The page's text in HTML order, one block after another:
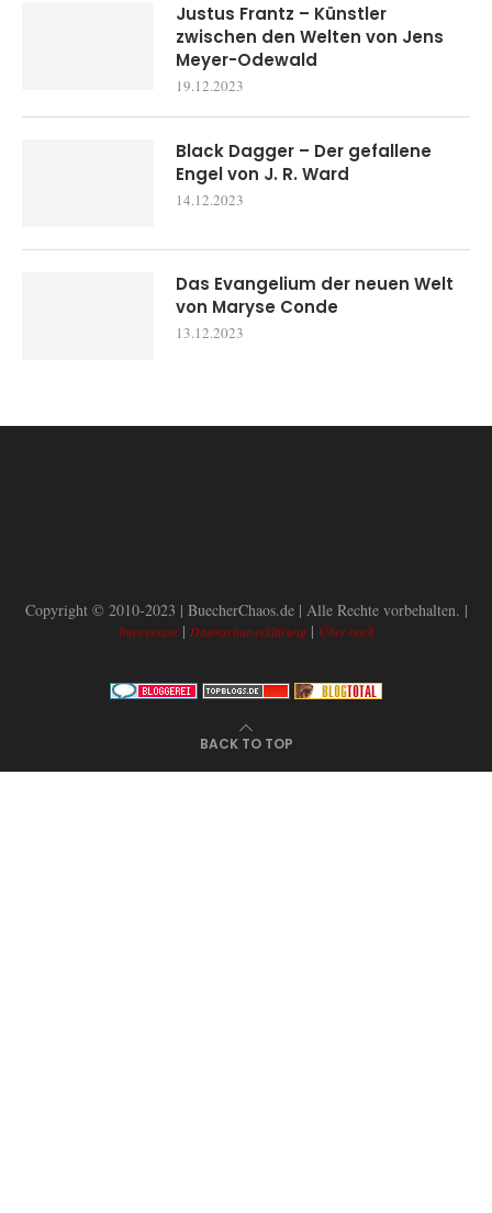
Justus Frantz – Künstler
zwischen den Welten von Jens
Meyer-Odewald
19.12.2023
Black Dagger – Der gefallene
Engel von J. R. Ward
14.12.2023
Das Evangelium der neuen Welt
von Maryse Conde
13.12.2023
Copyright © 2010-2023 | BuecherChaos.de | Alle Rechte vorbehalten. |
Impressum | Datenschutzerklärung| Über mich
BACK TO TOP